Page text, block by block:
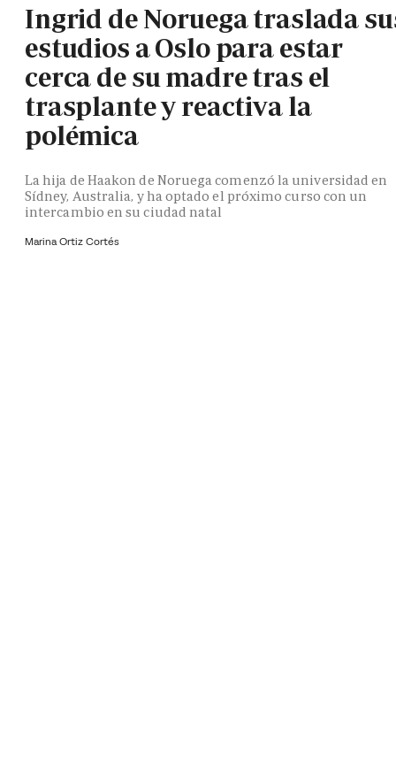
Ingrid de Noruega traslada
estudios a Oslo para estar
cerca de su madre tras el
trasplante y reactiva la
polémica
La hija de Haakon de Noruega comenzó la universidad en
Sídney, Australia, y ha optado el próximo curso con un
intercambio en su ciudad natal
Marina Ortiz Cortés